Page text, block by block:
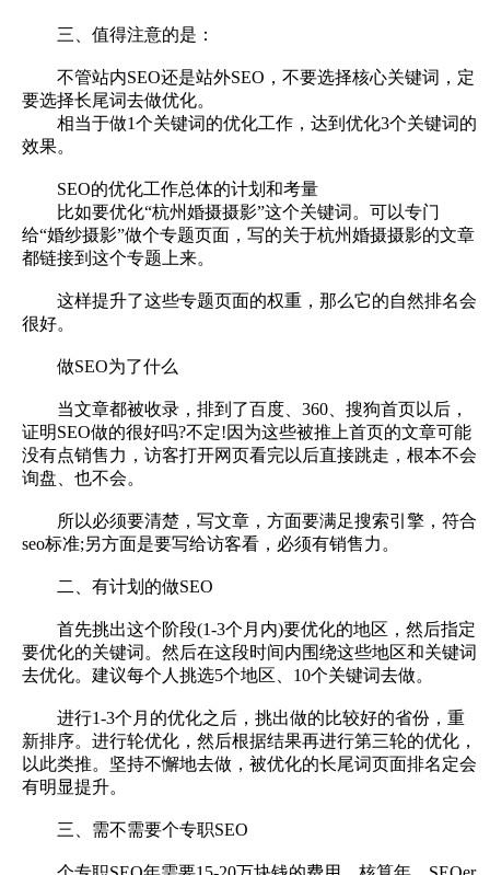
三、值得注意的是：
不管站内SEO还是站外SEO，不要选择核心关键词，定
要选择长尾词去做优化。
相当于做1个关键词的优化工作，达到优化3个关键词的
效果。
SEO的优化工作总体的计划和考量
比如要优化“杭州婚摄摄影”这个关键词。可以专门
给“婚纱摄影”做个专题页面，写的关于杭州婚摄摄影的文章
都链接到这个专题上来。
这样提升了这些专题页面的权重，那么它的自然排名会
很好。
做SEO为了什么
当文章都被收录，排到了百度、360、搜狗首页以后，
证明SEO做的很好吗?不定!因为这些被推上首页的文章可能
没有点销售力，访客打开网页看完以后直接跳走，根本不会
询盘、也不会。
所以必须要清楚，写文章，方面要满足搜索引擎，符合
seo标准;另方面是要写给访客看，必须有销售力。
二、有计划的做SEO
首先挑出这个阶段(1-3个月内)要优化的地区，然后指定
要优化的关键词。然后在这段时间内围绕这些地区和关键词
去优化。建议每个人挑选5个地区、10个关键词去做。
进行1-3个月的优化之后，挑出做的比较好的省份，重
新排序。进行轮优化，然后根据结果再进行第三轮的优化，
以此类推。坚持不懈地去做，被优化的长尾词页面排名定会
有明显提升。
三、需不需要个专职SEO